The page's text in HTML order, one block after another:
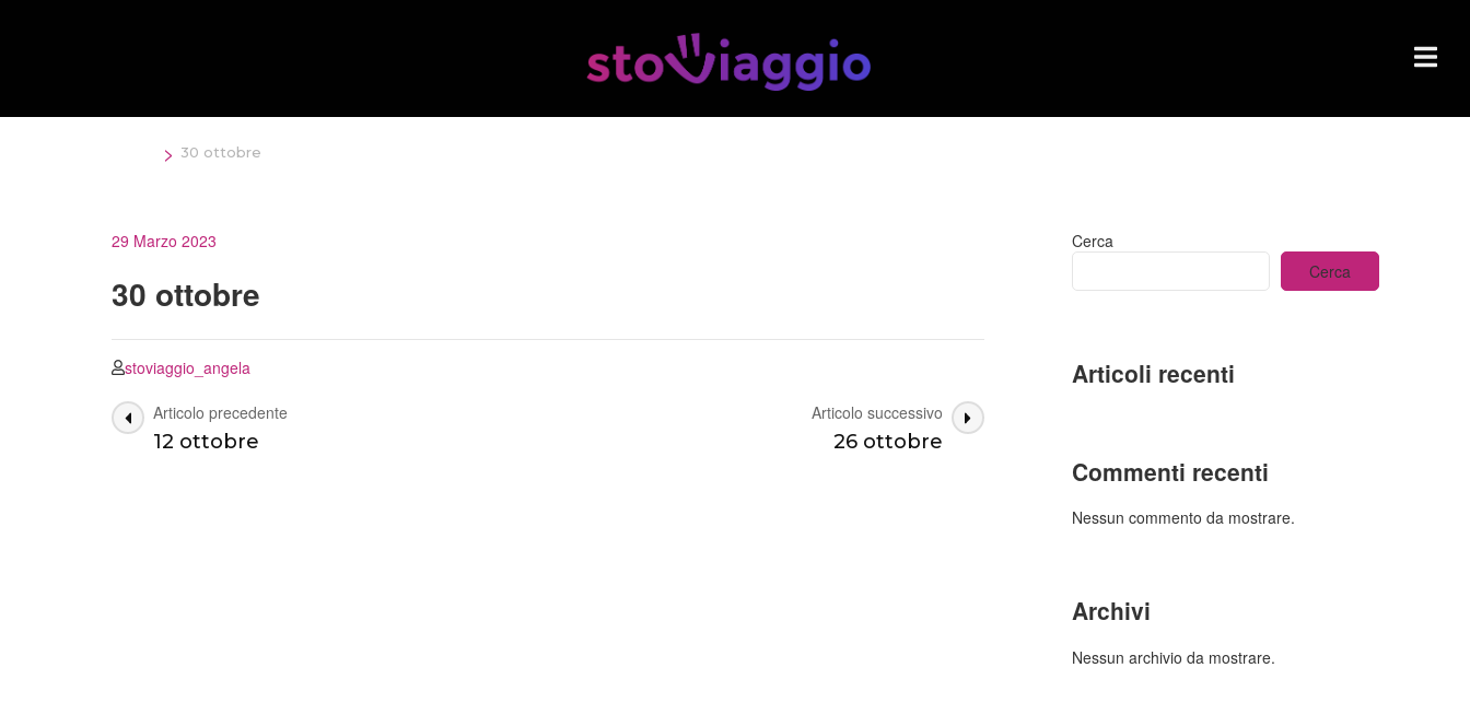
> 30 ottobre
29 Marzo 2023
30 ottobre
stoviaggio_angela
Navigazione
articoli
Articolo precedente
12 ottobre
Articolo successivo
26 ottobre
Cerca
Cerca
Articoli recenti
Commenti recenti
Nessun commento da mostrare.
Archivi
Nessun archivio da mostrare.